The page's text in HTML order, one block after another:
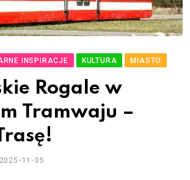
INSPIRACJE KULTURA MIASTO
Rogale w
Tramwaju –
2025-11-05